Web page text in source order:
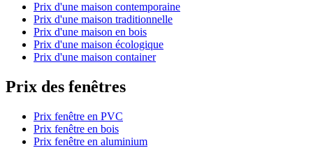
Prix d'une maison contemporaine
Prix d'une maison traditionnelle
Prix d'une maison en bois
Prix d'une maison écologique
Prix d'une maison container
Prix des fenêtres
Prix fenêtre en PVC
Prix fenêtre en bois
Prix fenêtre en aluminium